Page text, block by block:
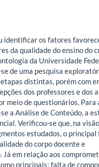
identificar os fatores
da qualidade do ensino do
da Universidade
de uma pesquisa
distintas, porém com
dos professores e dos
meio de questionários. Para
a Análise de Conteúdo, a
Verificou-se que, na visão
estudados, o
do corpo docente e
em relação aos
principais: falta de